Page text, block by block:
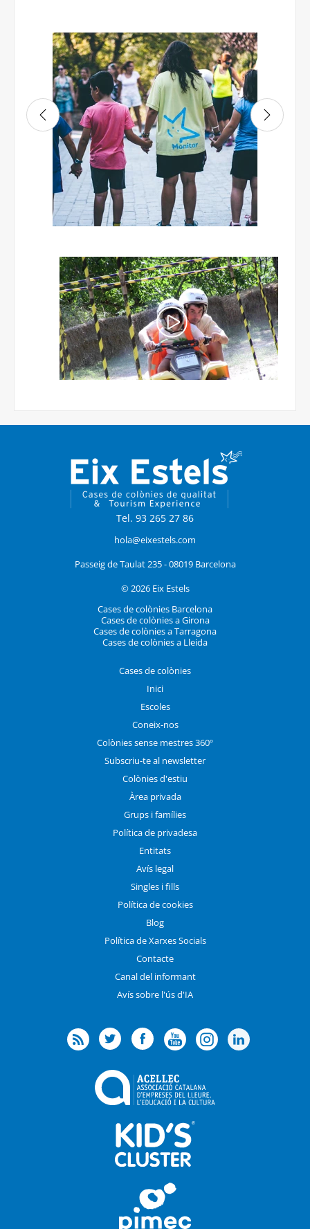
Tel. 93 265 27 86
hola@eixestels.com
Passeig de Taulat 235 - 08019 Barcelona
© 2026 Eix Estels
Cases de colònies Barcelona
Cases de colònies a Girona
Cases de colònies a Tarragona
Cases de colònies a Lleida
Cases de colònies
Inici
Escoles
Coneix-nos
Colònies sense mestres 360º
Subscriu-te al newsletter
Colònies d'estiu
Àrea privada
Grups i famílies
Política de privadesa
Entitats
Avís legal
Singles i fills
Política de cookies
Blog
Política de Xarxes Socials
Contacte
Canal del informant
Avís sobre l'ús d'IA